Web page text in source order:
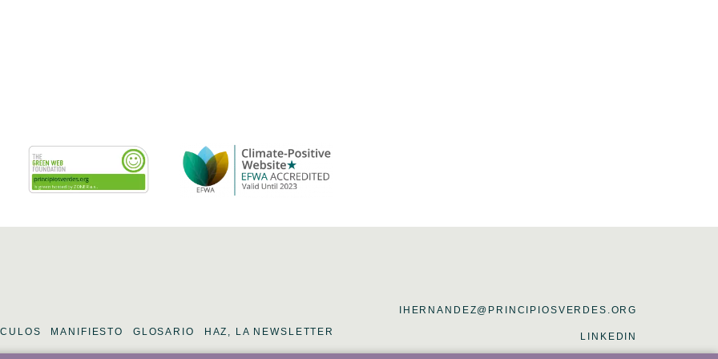
MANIFIESTO GLOSARIO HAZ, LA NEWSLETTER
IHERNANDEZ@PRINCIPIOSVERDES.ORG
LINKEDIN